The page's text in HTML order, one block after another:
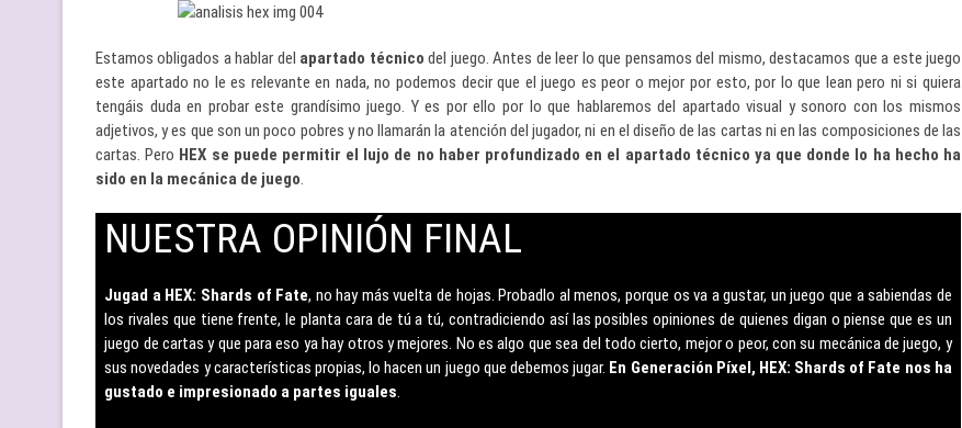
Estamos obligados a hablar del apartado técnico del juego. Antes de leer lo que pensamos del mismo, destacamos que a este juego
este apartado no le es relevante en nada, no podemos decir que el juego es peor o mejor por esto, por lo que lean pero ni si quiera
tengáis duda en probar este grandísimo juego. Y es por ello por lo que hablaremos del apartado visual y sonoro con los mismos
adjetivos, y es que son un poco pobres y no llamarán la atención del jugador, ni en el diseño de las cartas ni en las composiciones de las
cartas. Pero HEX se puede permitir el lujo de no haber profundizado en el apartado técnico ya que donde lo ha hecho ha
sido en la mecánica de juego.
NUESTRA OPINIÓN FINAL
Jugad a HEX: Shards of Fate, no hay más vuelta de hojas. Probadlo al menos, porque os va a gustar, un juego que a sabiendas de
los rivales que tiene frente, le planta cara de tú a tú, contradiciendo así las posibles opiniones de quienes digan o piense que es un
juego de cartas y que para eso ya hay otros y mejores. No es algo que sea del todo cierto, mejor o peor, con su mecánica de juego, y
sus novedades y características propias, lo hacen un juego que debemos jugar. En Generación Píxel, HEX: Shards of Fate nos ha
gustado e impresionado a partes iguales.